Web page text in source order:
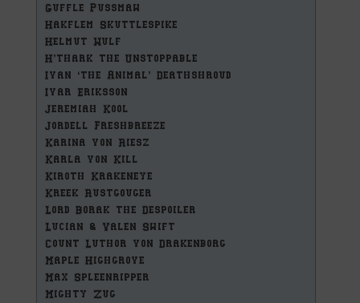
Guffle Pussmaw
Hakflem Skuttlespike
Helmut Wulf
H’thark the Unstoppable
Ivan ‘the Animal’ Deathshroud
Ivar Eriksson
Jeremiah Kool
Jordell Freshbreeze
Karina von Riesz
Karla von Kill
Kiroth Krakeneye
Kreek Rustgouger
Lord Borak the Despoiler
Lucian & Valen Swift
Count Luthor von Drakenborg
Maple Highgrove
Max Spleenripper
Mighty Zug